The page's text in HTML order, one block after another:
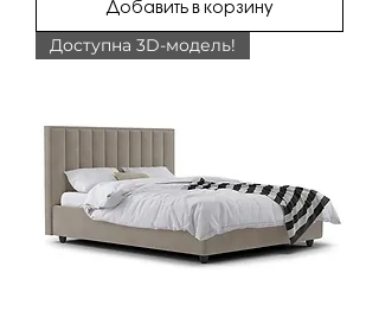
Добавить в корзину
Доступна 3D-модель!